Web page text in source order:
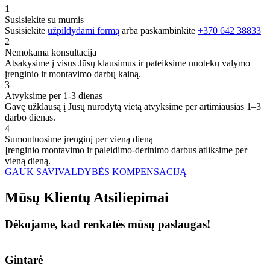
1
Susisiekite su mumis
Susisiekite užpildydami formą arba paskambinkite +370 642 38833
2
Nemokama konsultacija
Atsakysime į visus Jūsų klausimus ir pateiksime nuotekų valymo
įrenginio ir montavimo darbų kainą.
3
Atvyksime per 1-3 dienas
Gavę užklausą į Jūsų nurodytą vietą atvyksime per artimiausias 1–3
darbo dienas.
4
Sumontuosime įrenginį per vieną dieną
Įrenginio montavimo ir paleidimo-derinimo darbus atliksime per
vieną dieną.
GAUK SAVIVALDYBĖS KOMPENSACIJĄ
Mūsų Klientų Atsiliepimai
Dėkojame, kad renkatės mūsų paslaugas!
Gintarė